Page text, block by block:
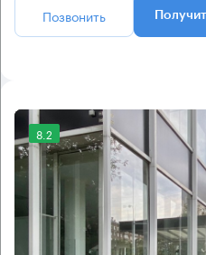
Позвонить
8.2